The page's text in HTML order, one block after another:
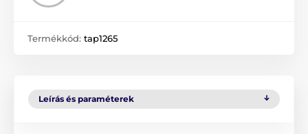
Termékkód: tap1265
Leírás és paraméterek